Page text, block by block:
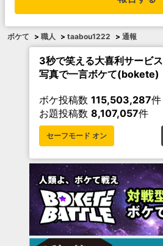
ボケて > 職人 > taabou1222 > 通報
3秒で笑える大喜利サービス
写真で一言ボケて(bokete)
ボケ投稿数 115,503,287件
お題投稿数 8,107,057件
セーフモード オン